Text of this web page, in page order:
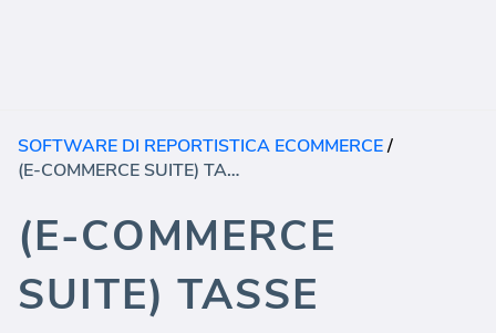
SOFTWARE DI REPORTISTICA ECOMMERCE/
(E-COMMERCE SUITE) TASSE
(E-COMMERCE
SUITE) TASSE